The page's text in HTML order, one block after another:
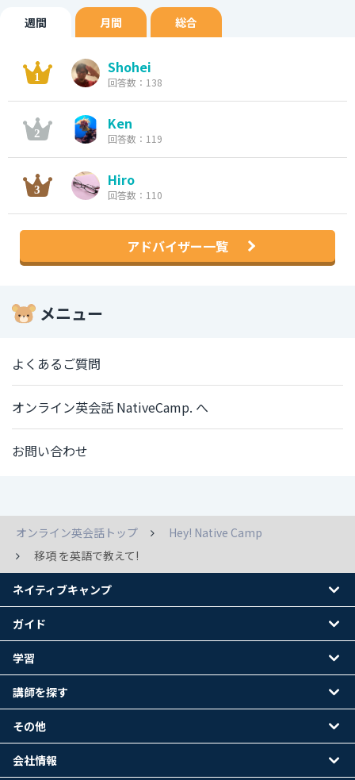
週間 月間 総合
Shohei
回答数：138
Ken
回答数：119
Hiro
回答数：110
アドバイザー一覧
メニュー
よくあるご質問
オンライン英会話 NativeCamp. へ
お問い合わせ
オンライン英会話トップ
Hey! Native Camp
移項 を英語で教えて!
ネイティブキャンプ
ガイド
学習
講師を探す
その他
会社情報